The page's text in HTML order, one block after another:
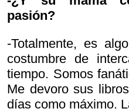
pasión?
-Totalmente, es
costumbre de
tiempo. Somos
Me devoro sus
días como máximo.